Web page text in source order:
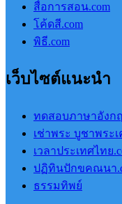
สื่อการสอน.com
โค้ดสี.com
พิธี.com
เว็บไซต์แนะนำ
ทดสอบภาษาอังก
เช่าพระ บูชาพระเ
เวลาประเทศไทย
ปฏิทินปักขคณนา
ธรรมทิพย์